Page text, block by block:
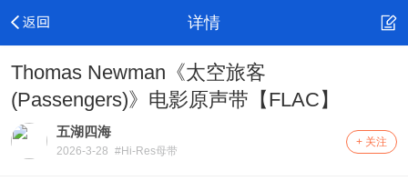
详情
Thomas Newman《太空旅客
(Passengers)》电影原声带【FLAC】
五湖四海
2026-3-28 #Hi-Res母带
+ 关注